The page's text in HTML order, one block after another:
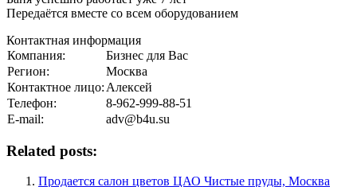
Передаётся вместе со всем оборудованием
Контактная информация
Компания:
Бизнес для Вас
Регион:
Москва
Контактное лицо: Алексей
Телефон:
8-962-999-88-51
E-mail:
adv@b4u.su
Related posts:
Продается салон цветов ЦАО Чистые пруды, Москва